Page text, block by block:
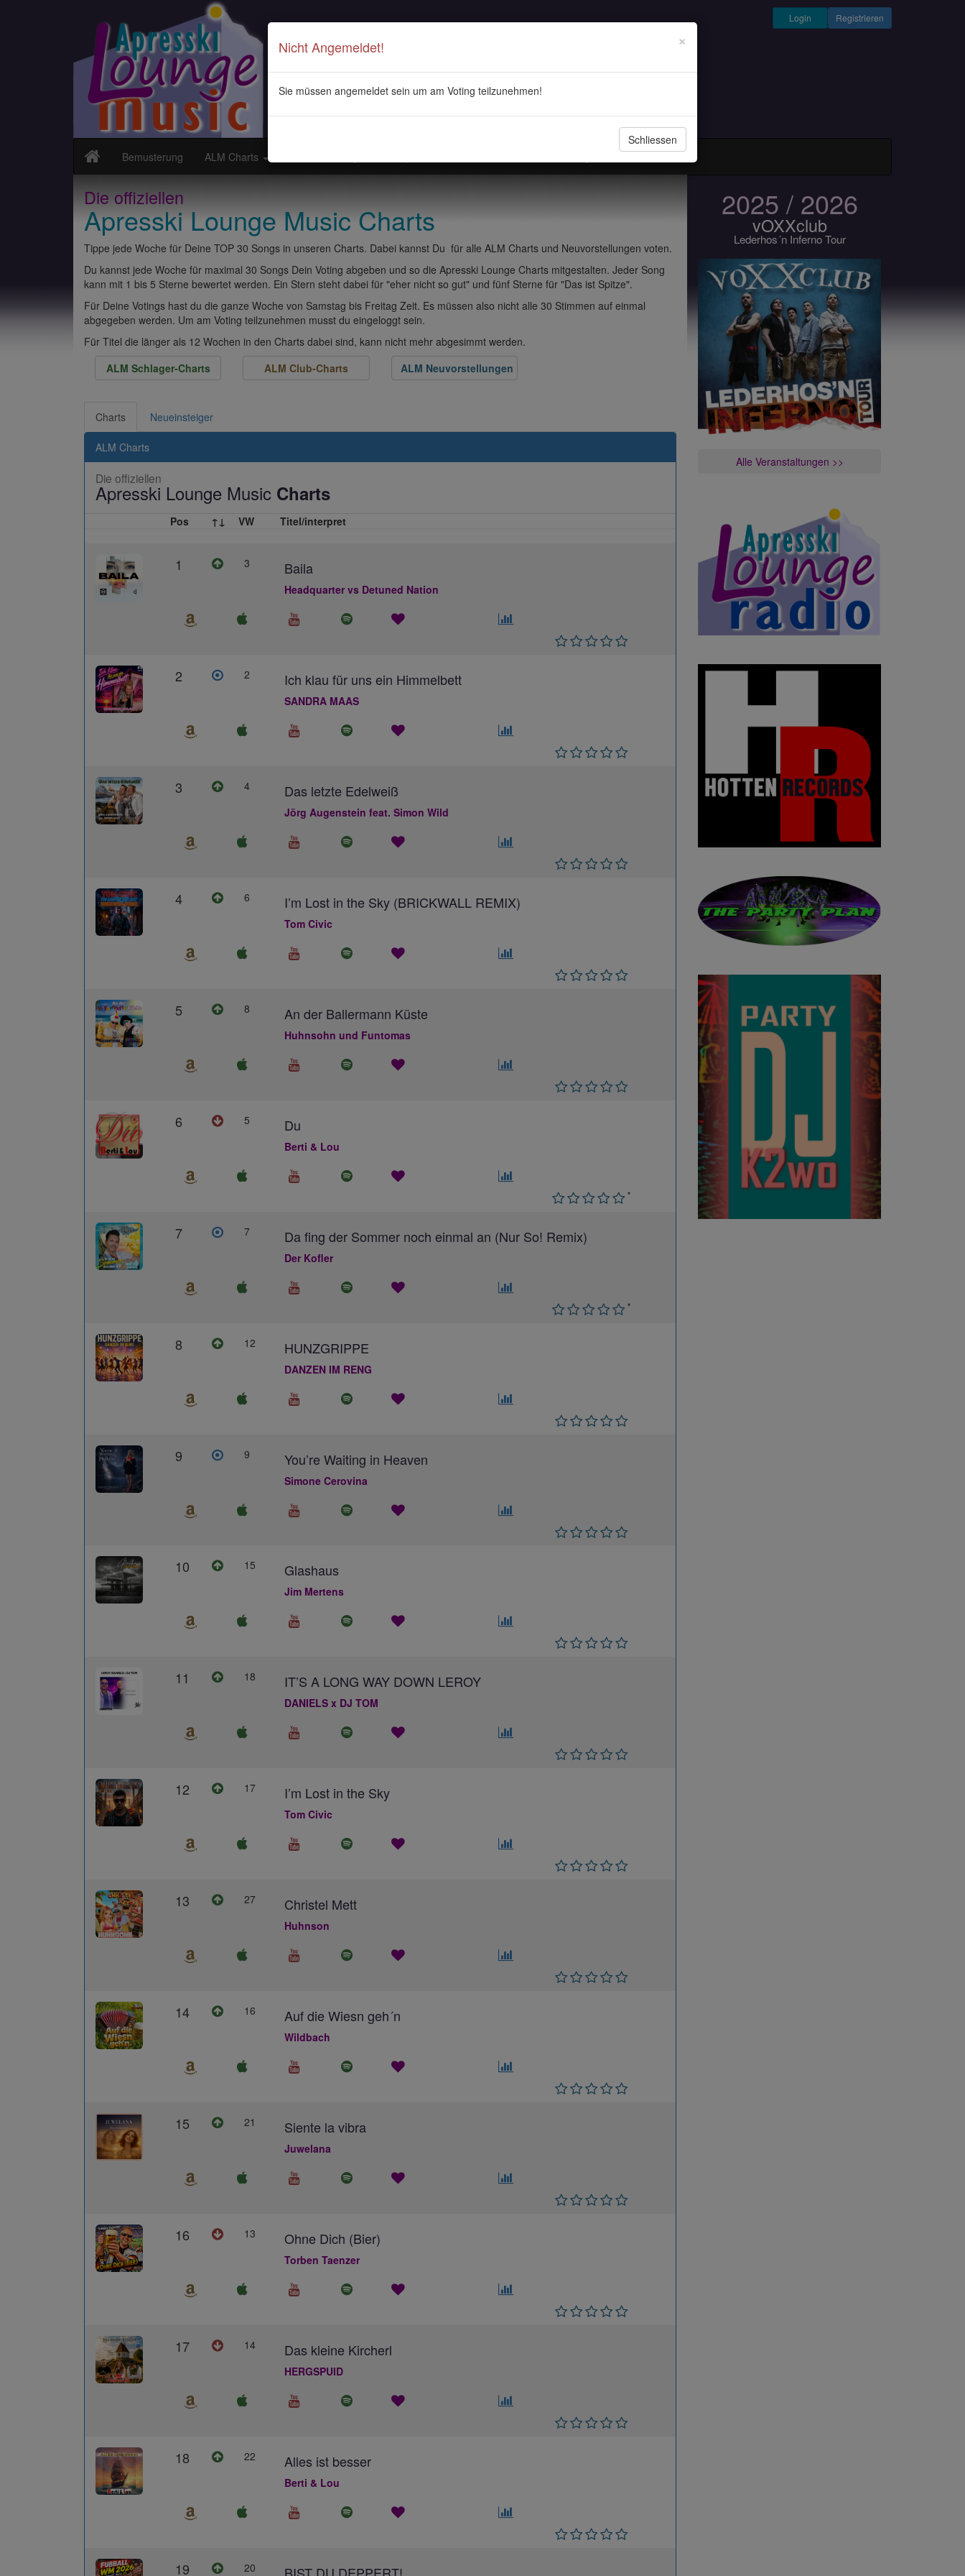
Registrieren
Login
Bemusterung ALM Charts
Die offiziellen
Apresski Lounge Music Charts
Tippe jede Woche für Deine TOP 30 Songs in unseren Charts. Dabei kannst Du für alle ALM Charts und Neuvorstellungen voten.
Du kannst jede Woche für maximal 30 Songs Dein Voting abgeben und so die Apresski Lounge Charts mitgestalten. Jeder Song
kann mit 1 bis 5 Sterne bewertet werden. Ein Stern steht dabei für "eher nicht so gut" und fünf Sterne für "Das ist Spitze".
Für Deine Votings hast du die ganze Woche von Samstag bis Freitag Zeit. Es müssen also nicht alle 30 Stimmen auf einmal
abgegeben werden. Um am Voting teilzunehmen musst du eingeloggt sein.
Für Titel die länger als 12 Wochen in den Charts dabei sind, kann nicht mehr abgesimmt werden.
ALM Schlager-Charts
ALM Club-Charts ALM Neuvorstellungen
×
Nicht Angemeldet!
Sie müssen angemeldet sein um am Voting teilzunehmen!
Schliessen
Charts Neueinsteiger
ALM Charts
Die offiziellen
Apresski Lounge Music Charts
Pos ↑↓ VW Titel/interpret
1 3 Baila
Headquarter vs Detuned Nation
2 2 Ich klau für uns ein Himmelbett
SANDRA MAAS
3 4 Das letzte Edelweiß
Jörg Augenstein feat. Simon Wild
4 6 I’m Lost in the Sky (BRICKWALL REMIX)
Tom Civic
5 8 An der Ballermann Küste
Huhnsohn und Funtomas
6 5 Du
Berti & Lou
*
7 7 Da fing der Sommer noch einmal an (Nur So! Remix)
Der Kofler
*
8 12 HUNZGRIPPE
DANZEN IM RENG
9 9 You’re Waiting in Heaven
Simone Cerovina
10 15 Glashaus
Jim Mertens
11 18 IT’S A LONG WAY DOWN LEROY
DANIELS x DJ TOM
12 17 I’m Lost in the Sky
Tom Civic
13 27 Christel Mett
Huhnson
14 16 Auf die Wiesn geh´n
Wildbach
15 21 Siente la vibra
Juwelana
16 13 Ohne Dich (Bier)
Torben Taenzer
17 14 Das kleine Kircherl
HERGSPUID
18 22 Alles ist besser
Berti & Lou
19 20 BIST DU DEPPERT!
2025 / 2026
vOXXclub
Lederhos´n Inferno Tour
Alle Veranstaltungen >>